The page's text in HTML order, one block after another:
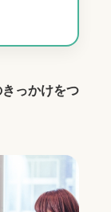
っかけをつ